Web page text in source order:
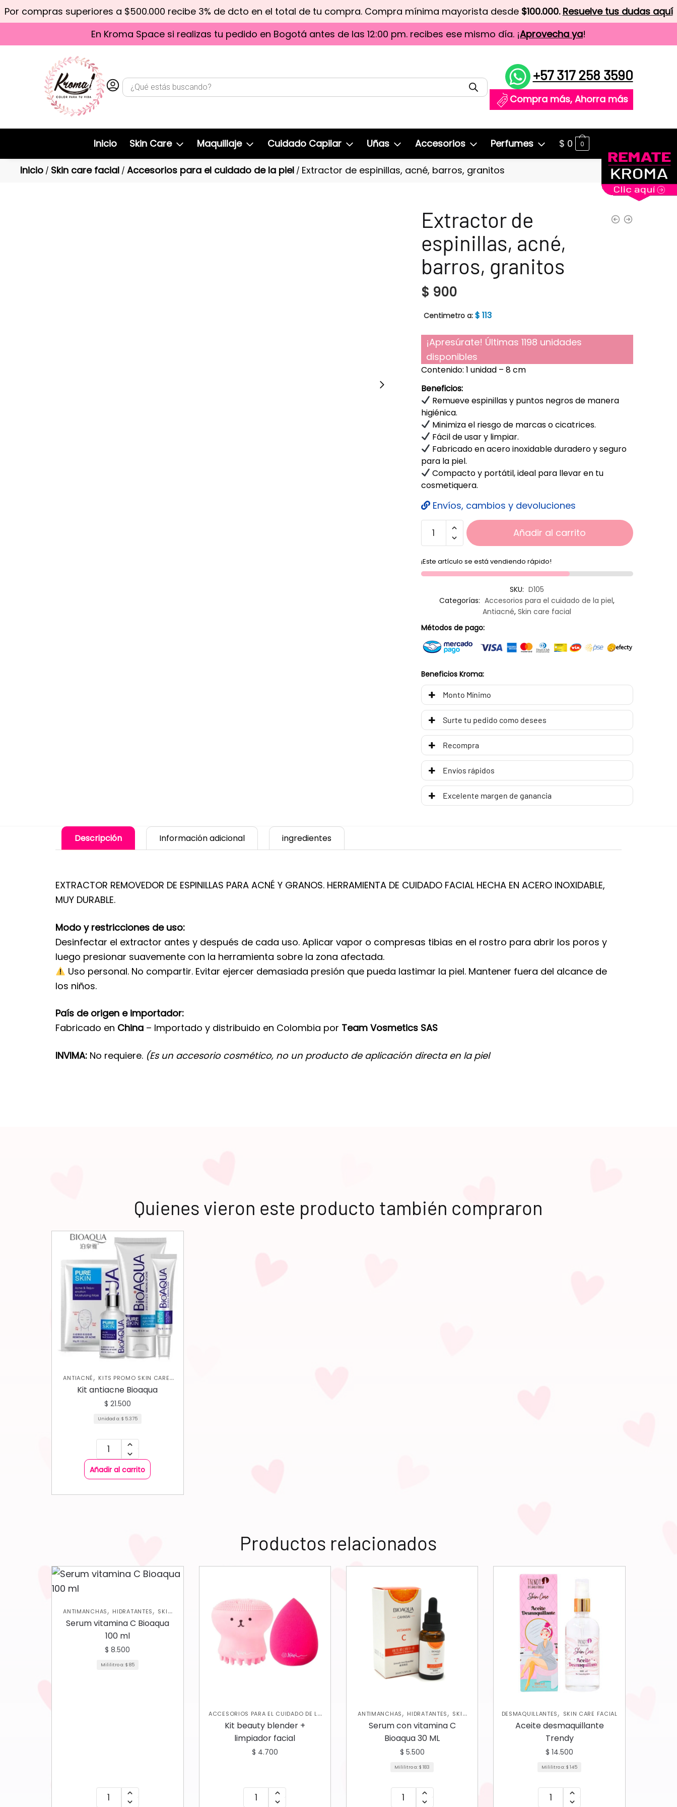
Por compras superiores a $500.000 recibe 3% de dcto en el total de tu compra. Compra mínima mayorista desde $100.000. Resuelve tus dudas aquí
En Kroma Space si realizas tu pedido en Bogotá antes de las 12:00 pm. recibes ese mismo día. ¡Aprovecha ya!
+57 317 258 3590
Compra más, Ahorra más
Inicio Skin Care Maquillaje Cuidado Capilar Uñas Accesorios Perfumes $ 0 0
Inicio / Skin care facial / Accesorios para el cuidado de la piel / Extractor de espinillas, acné, barros, granitos
Extractor de
espinillas, acné,
barros, granitos
$ 900
Centimetro a: $ 113
¡Apresúrate! Últimas 1198 unidades
disponibles
Contenido: 1 unidad – 8 cm
Beneficios:
Remueve espinillas y puntos negros de manera
higiénica.
Minimiza el riesgo de marcas o cicatrices.
Fácil de usar y limpiar.
Fabricado en acero inoxidable duradero y seguro
para la piel.
Compacto y portátil, ideal para llevar en tu
cosmetiquera.
Envíos, cambios y devoluciones
Añadir al carrito
¡Este artículo se está vendiendo rápido!
SKU: D105
Categorías: Accesorios para el cuidado de la piel,
Antiacné,Skin care facial
Métodos de pago:
Beneficios Kroma:
Monto Mínimo
Surte tu pedido como desees
Recompra
Envíos rápidos
Excelente margen de ganancia
Descripción Información adicional ingredientes
EXTRACTOR REMOVEDOR DE ESPINILLAS PARA ACNÉ Y GRANOS. HERRAMIENTA DE CUIDADO FACIAL HECHA EN ACERO INOXIDABLE,
MUY DURABLE.
Modo y restricciones de uso:
Desinfectar el extractor antes y después de cada uso. Aplicar vapor o compresas tibias en el rostro para abrir los poros y
luego presionar suavemente con la herramienta sobre la zona afectada.
Uso personal. No compartir. Evitar ejercer demasiada presión que pueda lastimar la piel. Mantener fuera del alcance de
los niños.
País de origen e importador:
Fabricado en China– Importado y distribuido en Colombia por Team Vosmetics SAS
INVIMA:No requiere. (Es un accesorio cosmético, no un producto de aplicación directa en la piel
Quienes vieron este producto también compraron
ANTIACNÉ, KITS PROMO SKIN CARE,
SKIN CARE FACIAL
Kit antiacne Bioaqua
$ 21.500
Unidad a:$ 5.375
Añadir al carrito
Productos relacionados
ANTIMANCHAS, HIDRATANTES, SKIN
CARE FACIAL
Serum vitamina C Bioaqua
100 ml
$ 8.500
Mililitro a:$ 85
ACCESORIOS PARA EL CUIDADO DE LA
PIEL ,BROCHAS,JABONES Y
, SKIN CARE FACIAL
Kit beauty blender +
limpiador facial
$ 4.700
ANTIMANCHAS, HIDRATANTES, SKIN
CARE FACIAL
Serum con vitamina C
Bioaqua 30 ML
$ 5.500
Mililitro a:$ 183
DESMAQUILLANTES, SKIN CARE FACIAL
Aceite desmaquillante
Trendy
$ 14.500
Mililitro a:$ 145